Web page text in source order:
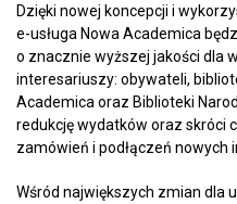
Dzięki nowej koncepcji i
e-usługa Nowa Academica
o znacznie wyższej jakości dla
interesariuszy: obywateli,
Academica oraz Biblioteki
redukcję wydatków oraz skróci
zamówień i podłączeń nowych
Wśród największych zmian dla